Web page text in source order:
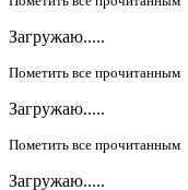
Загружаю.....
Пометить все прочитанным
Загружаю.....
Пометить все прочитанным
Загружаю.....